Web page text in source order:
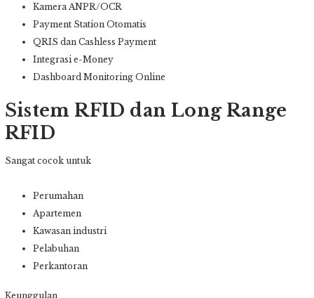
Kamera ANPR/OCR
Payment Station Otomatis
QRIS dan Cashless Payment
Integrasi e-Money
Dashboard Monitoring Online
Sistem RFID dan Long Range
RFID
Sangat cocok untuk
Perumahan
Apartemen
Kawasan industri
Pelabuhan
Perkantoran
Keunggulan